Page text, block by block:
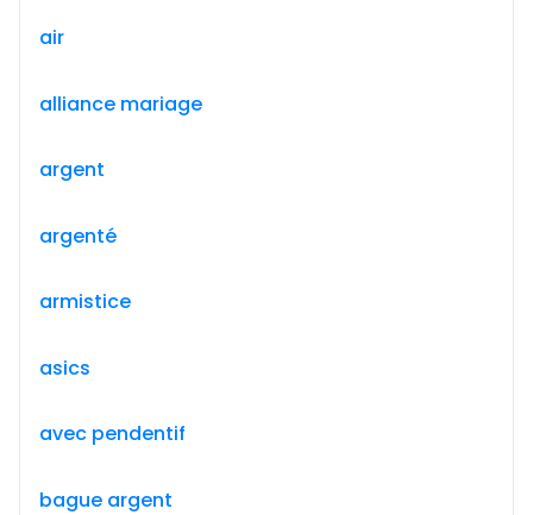
air
alliance mariage
argent
argenté
armistice
asics
avec pendentif
bague argent